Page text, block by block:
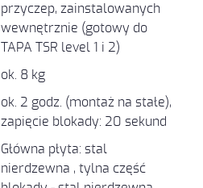
przyczep, zainstalowanych
wewnętrznie (gotowy do
TAPA TSR level 1 i 2)
ok. 8 kg
ok. 2 godz. (montaż na stałe),
zapięcie blokady: 20 sekund
Główna płyta: stal
nierdzewna , tylna część